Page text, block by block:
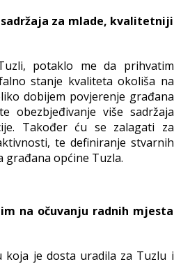
za mlade, kvalitetniji
potaklo me da prihvatim
stanje kvaliteta okoliša na
dobijem povjerenje građana
obezbjeđivanje više sadržaja
Također ću se zalagati za
te definiranje stvarnih
općine Tuzla.
na očuvanju radnih mjesta
koja je dosta uradila za Tuzlu i